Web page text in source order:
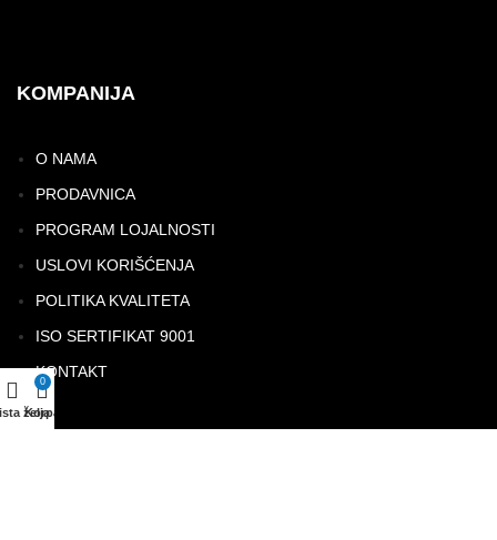
KOMPANIJA
O NAMA
PRODAVNICA
PROGRAM LOJALNOSTI
USLOVI KORIŠĆENJA
POLITIKA KVALITETA
ISO SERTIFIKAT 9001
KONTAKT
želja
0
Korpa